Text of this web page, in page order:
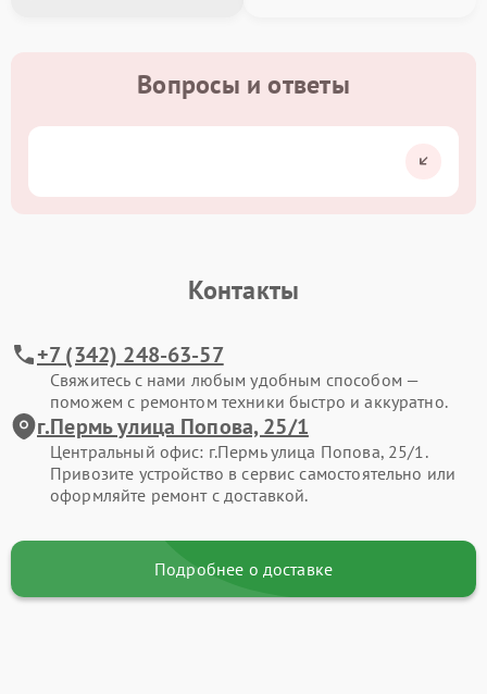
Вопросы и ответы
Контакты
+7 (342) 248-63-57
Свяжитесь с нами любым удобным способом —
поможем с ремонтом техники быстро и аккуратно.
г.Пермь улица Попова, 25/1
Центральный офис: г.Пермь улица Попова, 25/1.
Привозите устройство в сервис самостоятельно или
оформляйте ремонт с доставкой.
Подробнее о доставке